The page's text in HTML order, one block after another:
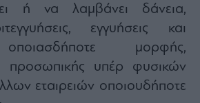
ή να λαμβάνει δάνεια,
εγγυήσεις και
μορφής,
προσωπικής υπέρ φυσικών
εταιρειών οποιουδήποτε